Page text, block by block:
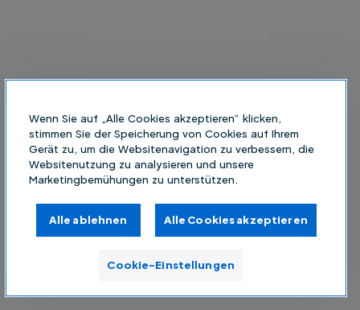
Wenn Sie auf „Alle Cookies akzeptieren“ klicken,
stimmen Sie der Speicherung von Cookies auf Ihrem
Gerät zu, um die Websitenavigation zu verbessern, die
Websitenutzung zu analysieren und unsere
Marketingbemühungen zu unterstützen.
Alle ablehnen Alle Cookies akzeptieren
Cookie-Einstellungen